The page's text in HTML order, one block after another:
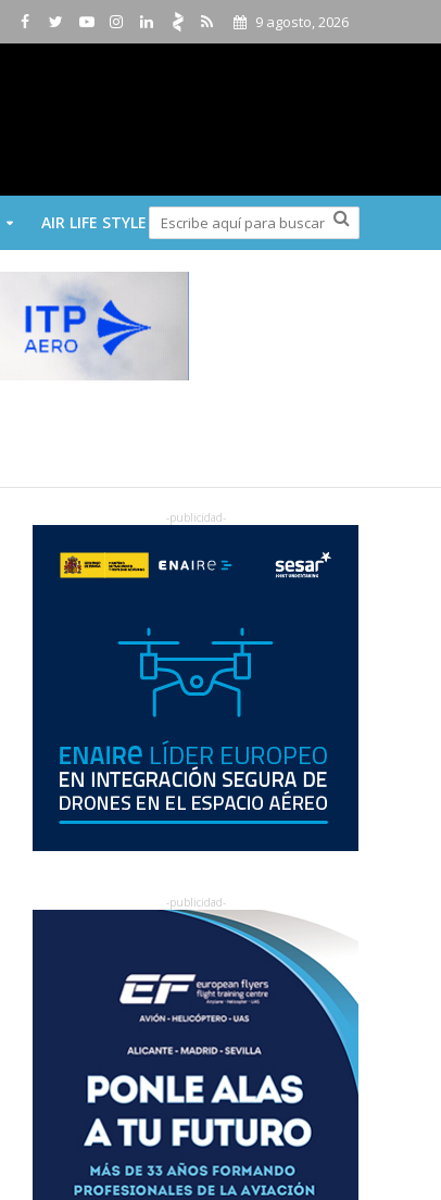
9 agosto, 2026
AIR LIFE STYLE